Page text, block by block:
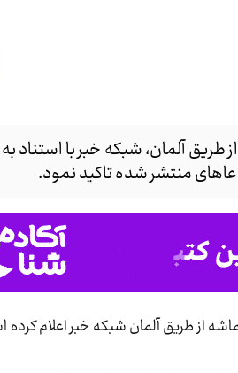
آلمان، شبکه خبر با استناد
منتشر شده تاکید نمود.
از طریق آلمان شبکه خبر اعلام